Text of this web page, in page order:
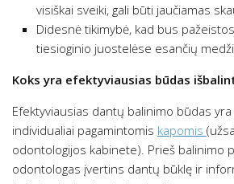
visiškai sveiki, gali būti jaučiamas
Didesnė tikimybė, kad bus
tiesioginio juostelėse esančių
Koks yra efektyviausias būdas
Efektyviausias dantų balinimo būdas
individualiai pagamintomis kapomis
odontologijos kabinete). Prieš balinimo
odontologas įvertins dantų būklę ir